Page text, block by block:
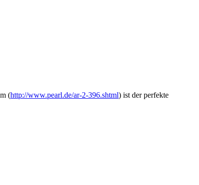
(http://www.pearl.de/ar-2-396.shtml) ist der perfekte